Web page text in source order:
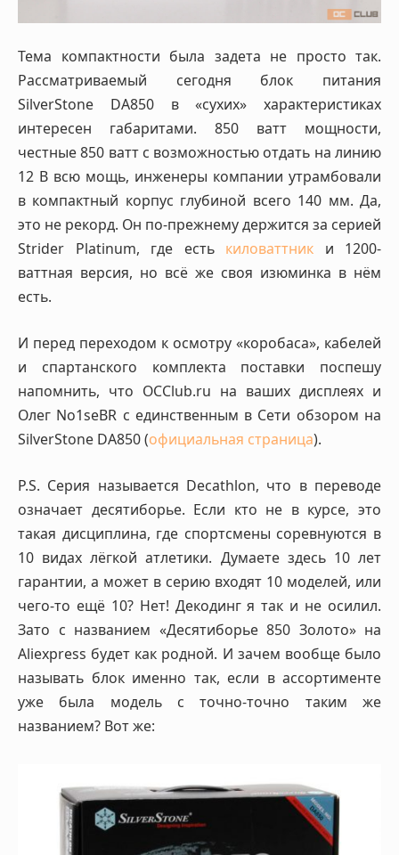
Тема компактности была задета не просто так.
Рассматриваемый сегодня блок питания
SilverStone DA850 в «сухих» характеристиках
интересен габаритами. 850 ватт мощности,
честные 850 ватт с возможностью отдать на линию
12 В всю мощь, инженеры компании утрамбовали
в компактный корпус глубиной всего 140 мм. Да,
это не рекорд. Он по-прежнему держится за серией
Strider Platinum, где есть киловаттник и 1200-
ваттная версия, но всё же своя изюминка в нём
есть.
И перед переходом к осмотру «коробаса», кабелей
и спартанского комплекта поставки поспешу
напомнить, что OCClub.ru на ваших дисплеях и
Олег No1seBR с единственным в Сети обзором на
SilverStone DA850 (официальная страница).
P.S. Серия называется Decathlon, что в переводе
означает десятиборье. Если кто не в курсе, это
такая дисциплина, где спортсмены соревнуются в
10 видах лёгкой атлетики. Думаете здесь 10 лет
гарантии, а может в серию входят 10 моделей, или
чего-то ещё 10? Нет! Декодинг я так и не осилил.
Зато с названием «Десятиборье 850 Золото» на
Aliexpress будет как родной. И зачем вообще было
называть блок именно так, если в ассортименте
уже была модель с точно-точно таким же
названием? Вот же: